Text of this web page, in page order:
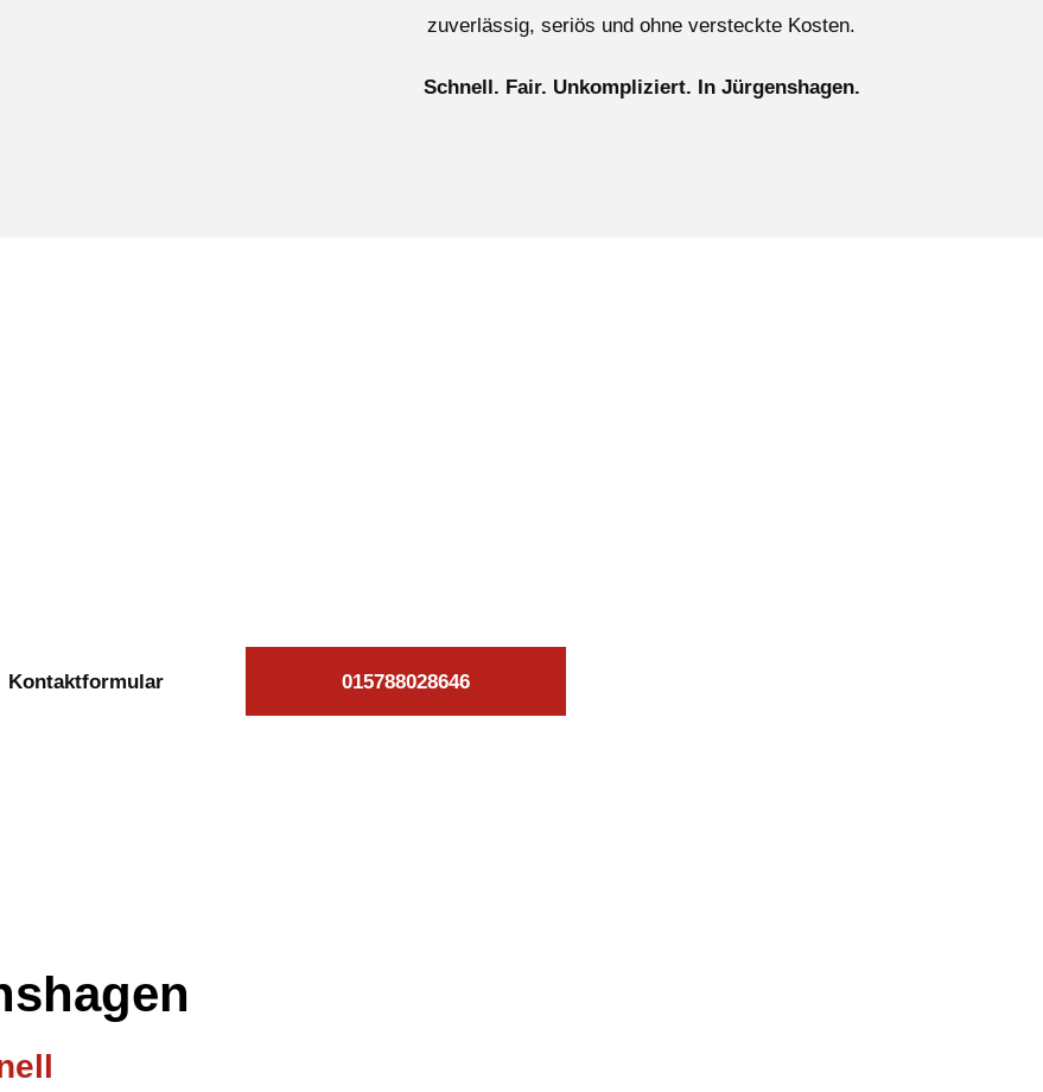
zuverlässig, seriös und ohne versteckte Kosten.
Schnell. Fair. Unkompliziert. In Jürgenshagen.
Kontaktformular 015788028646